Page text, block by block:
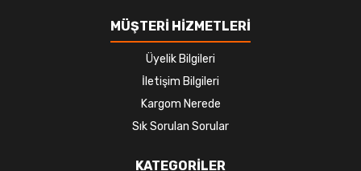
MÜŞTERİ HİZMETLERİ
Üyelik Bilgileri
İletişim Bilgileri
Kargom Nerede
Sık Sorulan Sorular
KATEGORİLER